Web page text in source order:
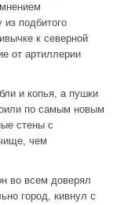
подбитого
к северной
от артиллерии
и копья, а пушки
по самым новым
стены с
чем
во всем доверял
город, кивнул с